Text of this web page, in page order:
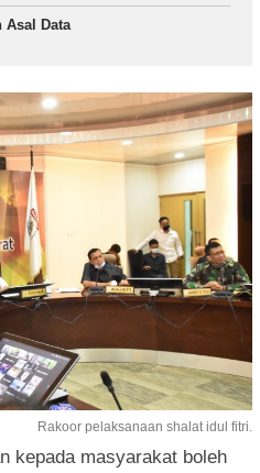
Asal Data
Rakoor pelaksanaan shalat idul fitri.
kepada masyarakat boleh